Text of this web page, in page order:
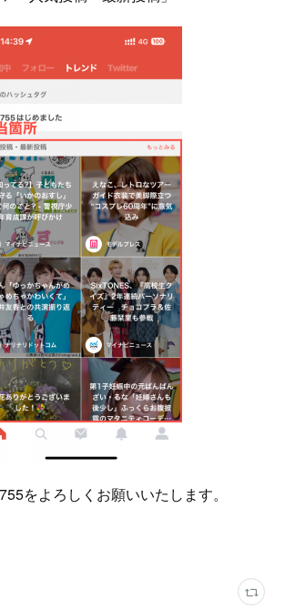
をよろしくお願いいたします。